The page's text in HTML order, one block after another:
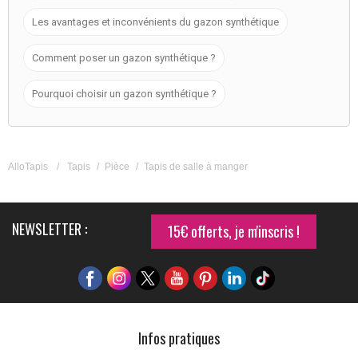
Les avantages et inconvénients du gazon synthétique
Comment poser un gazon synthétique ?
Pourquoi choisir un gazon synthétique ?
AlloTapis / Tapis / Pièce / Tapis de salle à manger
NEWSLETTER : 15€ offerts, je m'inscris !
Infos pratiques